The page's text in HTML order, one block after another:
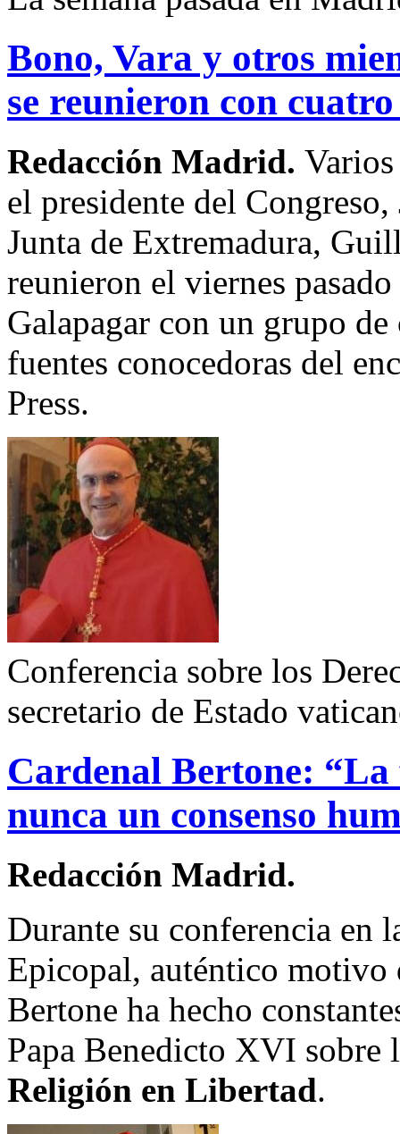
Bono, Vara y otros
se reunieron con
Redacción Madrid.
el presidente del
Junta de Extremadura,
reunieron el viernes
Galapagar con un grupo
fuentes conocedoras del
Press.
Conferencia sobre los
secretario de Estado
Cardenal Bertone: “La
nunca un consenso
Redacción Madrid.
Durante su conferencia en
Epicopal, auténtico motivo
Bertone ha hecho
Papa Benedicto XVI sobre
Religión en Libertad.